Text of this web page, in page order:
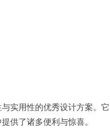
实用性的优秀设计方案。它
供了诸多便利与惊喜。